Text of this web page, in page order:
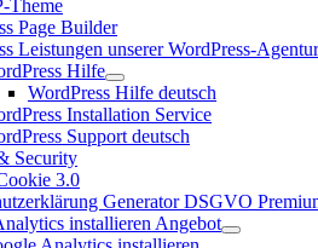
Theme
Page Builder
Leistungen unserer WordPress-Agentur
Hilfe
WordPress Hilfe deutsch
Installation Service
Support deutsch
Security
3.0
Generator DSGVO
installieren Angebot